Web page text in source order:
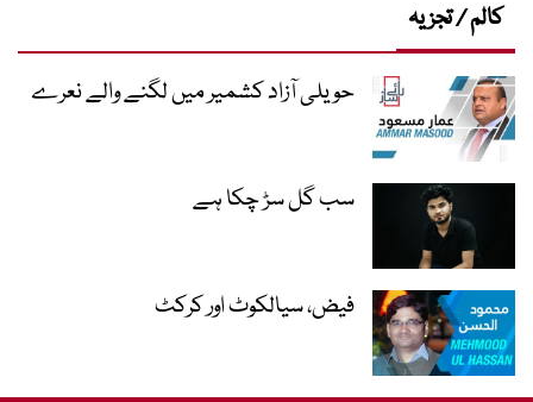
کالم / تجزیہ
حویلی آزاد کشمیر میں لگنے والے نعرے
سب گل سڑ چکا ہے
فیض، سیالکوٹ اور کرکٹ